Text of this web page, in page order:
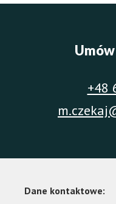
+48
Dane kontaktowe: